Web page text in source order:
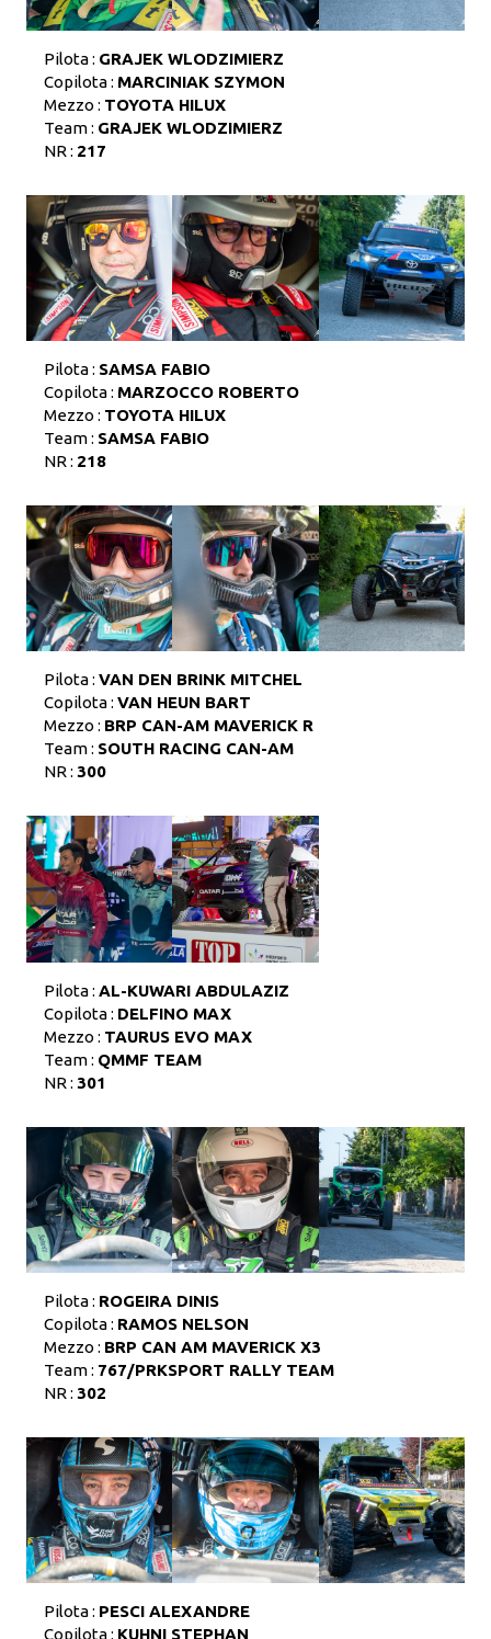
Pilota : GRAJEK WLODZIMIERZ
Copilota : MARCINIAK SZYMON
Mezzo : TOYOTA HILUX
Team : GRAJEK WLODZIMIERZ
NR : 217
Pilota : SAMSA FABIO
Copilota : MARZOCCO ROBERTO
Mezzo : TOYOTA HILUX
Team : SAMSA FABIO
NR : 218
Pilota : VAN DEN BRINK MITCHEL
Copilota : VAN HEUN BART
Mezzo : BRP CAN-AM MAVERICK R
Team : SOUTH RACING CAN-AM
NR : 300
Pilota : AL-KUWARI ABDULAZIZ
Copilota : DELFINO MAX
Mezzo : TAURUS EVO MAX
Team : QMMF TEAM
NR : 301
Pilota : ROGEIRA DINIS
Copilota : RAMOS NELSON
Mezzo : BRP CAN AM MAVERICK X3
Team : 767/PRKSPORT RALLY TEAM
NR : 302
Pilota : PESCI ALEXANDRE
Copilota : KUHNI STEPHAN